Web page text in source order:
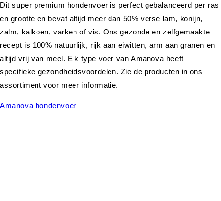
Dit super premium hondenvoer is perfect gebalanceerd per ras
en grootte en bevat altijd meer dan 50% verse lam, konijn,
zalm, kalkoen, varken of vis. Ons gezonde en zelfgemaakte
recept is 100% natuurlijk, rijk aan eiwitten, arm aan granen en
altijd vrij van meel. Elk type voer van Amanova heeft
specifieke gezondheidsvoordelen. Zie de producten in ons
assortiment voor meer informatie.
Amanova hondenvoer